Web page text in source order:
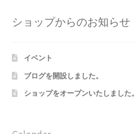
ショップからのお知らせ
イベント
ブログを開設しました。
ショップをオープンいたしました。